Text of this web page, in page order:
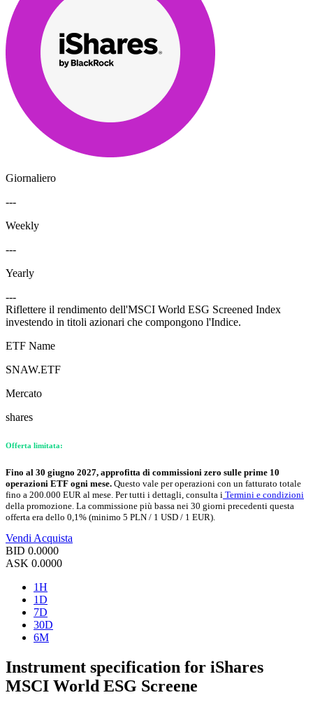
Giornaliero
---
Weekly
---
Yearly
---
Riflettere il rendimento dell'MSCI World ESG Screened Index
investendo in titoli azionari che compongono l'Indice.
ETF Name
SNAW.ETF
Mercato
shares
Offerta limitata:
Fino al 30 giugno 2027, approfitta di commissioni zero sulle prime 10
operazioni ETF ogni mese. Questo vale per operazioni con un fatturato totale
fino a 200.000 EUR al mese. Per tutti i dettagli, consulta i Termini e condizioni
della promozione. La commissione più bassa nei 30 giorni precedenti questa
offerta era dello 0,1% (minimo 5 PLN / 1 USD / 1 EUR).
Vendi Acquista
BID 0.0000
ASK 0.0000
1H
1D
7D
30D
6M
Instrument specification for iShares
MSCI World ESG Screene